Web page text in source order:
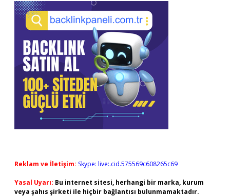
Reklam ve İletişim: Skype: live:.cid.575569c608265c69
Yasal Uyarı: Bu internet sitesi, herhangi bir marka, kurum
veya şahıs şirketi ile hiçbir bağlantısı bulunmamaktadır.